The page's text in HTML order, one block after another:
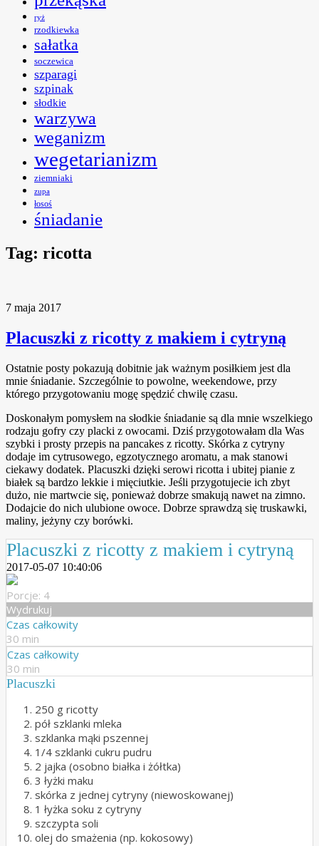
ryż
rzodkiewka
sałatka
soczewica
szparagi
szpinak
słodkie
warzywa
weganizm
wegetarianizm
ziemniaki
zupa
łosoś
śniadanie
Tag: ricotta
7 maja 2017
Placuszki z ricotty z makiem i cytryną
Ostatnie posty pokazują dobitnie jak ważnym posiłkiem jest dla
mnie śniadanie. Szczególnie to powolne, weekendowe, przy
którego przygotowaniu mogę spędzić chwilę czasu.
Doskonałym pomysłem na słodkie śniadanie są dla mnie wszelkiego
rodzaju gofry czy placki z owocami. Dziś przygotowałam dla Was
szybki i prosty przepis na pancakes z ricotty. Skórka z cytryny
dodaje im cytrusowego, egzotycznego aromatu, a mak stanowi
ciekawy dodatek. Placuszki dzięki serowi ricotta i ubitej pianie z
białek są bardzo lekkie i mięciutkie. Jeśli przygotujecie ich zbyt
dużo, nie martwcie się, ponieważ dobrze smakują nawet na zimno.
Dodajcie do nich ulubione owoce. Dobrze sprawdzą się truskawki,
maliny, jeżyny czy borówki.
Placuszki z ricotty z makiem i cytryną
2017-05-07 10:40:06
Porcje: 4
Wydrukuj
Czas całkowity
30 min
Czas całkowity
30 min
Placuszki
250 g ricotty
pół szklanki mleka
szklanka mąki pszennej
1/4 szklanki cukru pudru
2 jajka (osobno białka i żółtka)
3 łyżki maku
skórka z jednej cytryny (niewoskowanej)
1 łyżka soku z cytryny
szczypta soli
olej do smażenia (np. kokosowy)